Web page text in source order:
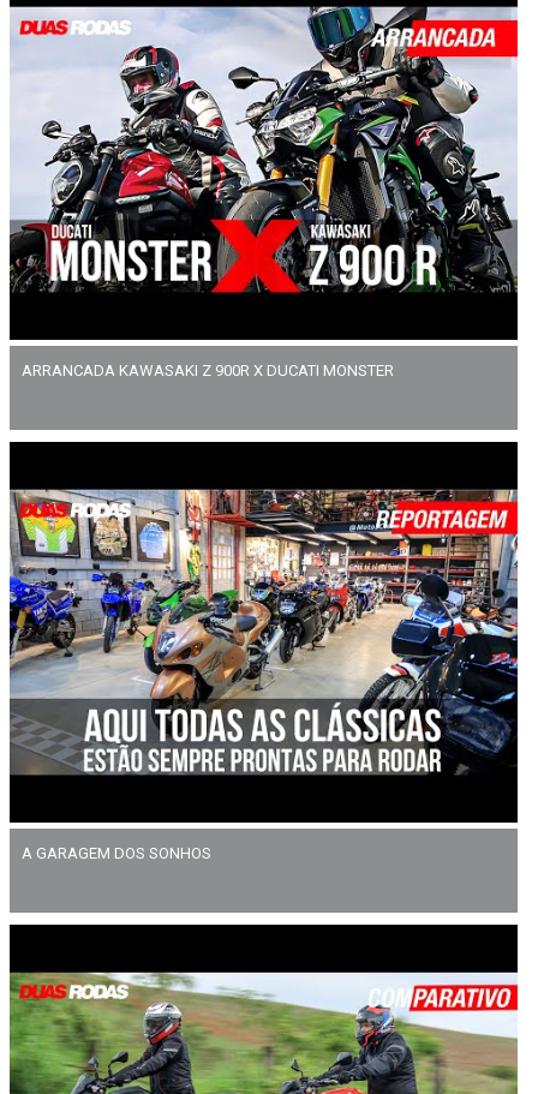
ARRANCADA KAWASAKI Z 900R X DUCATI MONSTER
A GARAGEM DOS SONHOS